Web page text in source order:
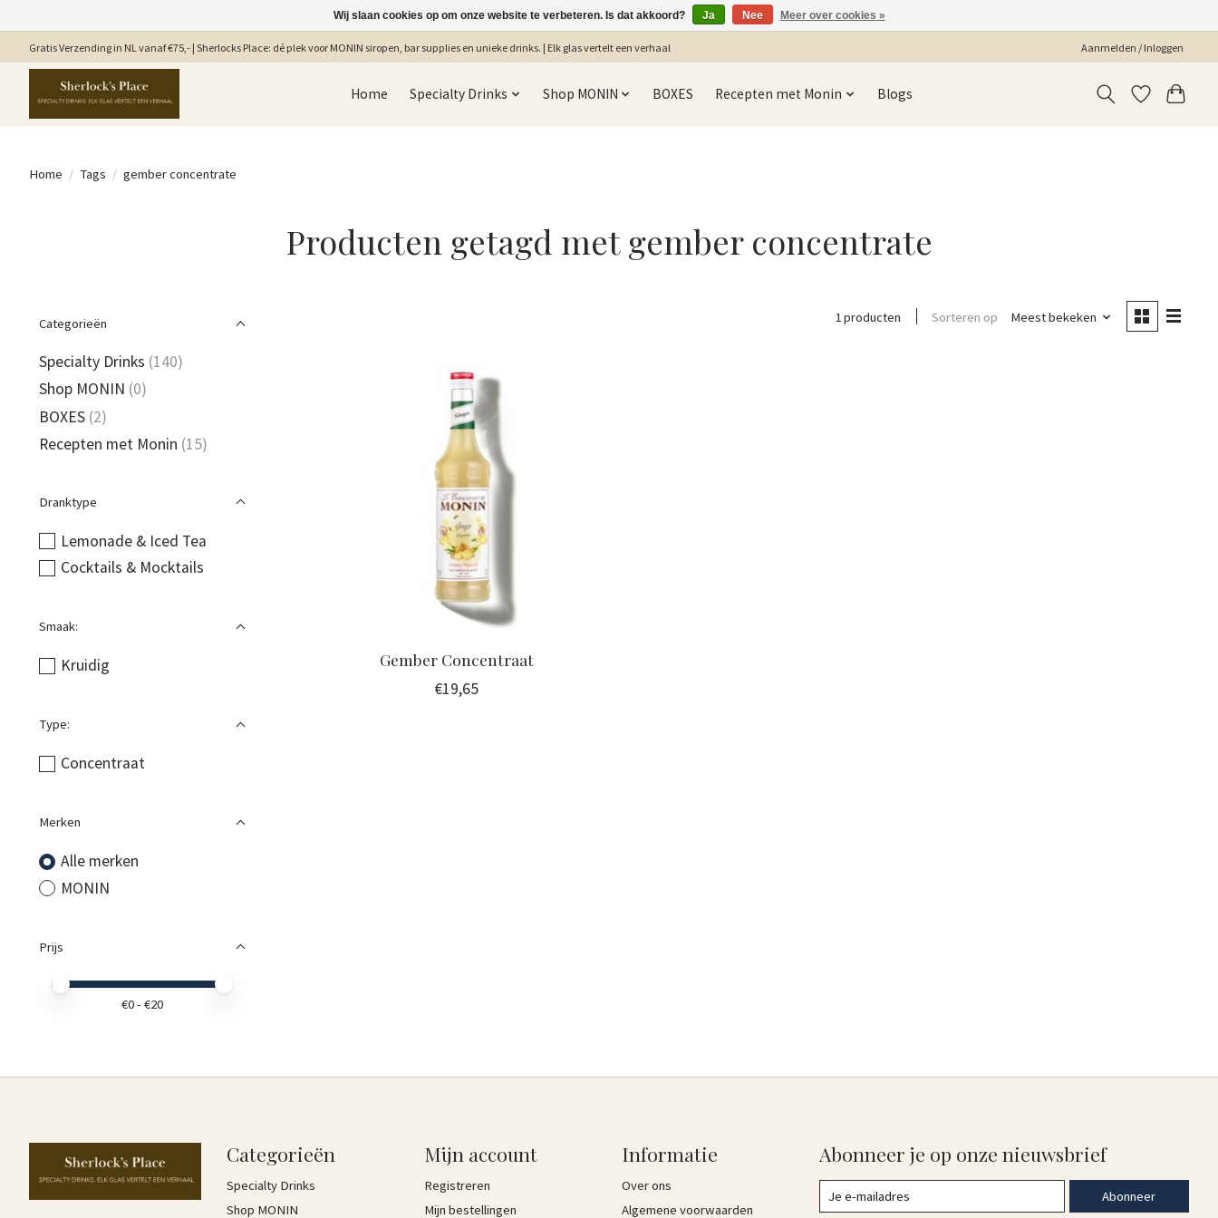
Gratis Verzending in NL vanaf €75,- | Sherlocks Place: dé plek voor MONIN siropen, bar supplies en unieke drinks. | Elk glas vertelt een verhaal Aanmelden / Inloggen
Home Specialty Drinks Shop MONIN BOXES Recepten met Monin Blogs
Home / Tags / gember concentrate
Producten getagd met gember concentrate
Categorieën
Specialty Drinks (140)
Shop MONIN (0)
BOXES (2)
Recepten met Monin (15)
Dranktype
Lemonade & Iced Tea
Cocktails & Mocktails
Smaak:
Kruidig
Type:
Concentraat
Merken
Alle merken
MONIN
Prijs
Minimale prijswaarde
Price maximum value
€0- €20
1 producten Sorteren op Meest bekeken
Gember Concentraat
€19,65
Categorieën
Specialty Drinks
Shop MONIN
Mijn account
Registreren
Mijn bestellingen
Informatie
Over ons
Algemene voorwaarden
Abonneer je op onze nieuwsbrief
Abonneer
Wij slaan cookies op om onze website te verbeteren. Is dat akkoord? Ja Nee Meer over cookies »